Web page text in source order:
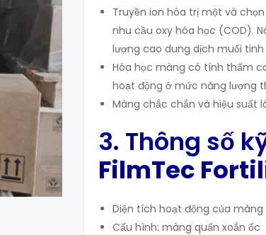
Truyền ion hóa trị một và
nhu cầu oxy hóa học (COD).
lượng cao dung dịch muối
Hóa học màng có tính thấm
hoạt động ở mức năng lượng
Màng chắc chắn và hiệu suất
3. Thông số
FilmTec
Diện tích hoạt động của màng
Cấu hình: màng quấn xoắn ốc